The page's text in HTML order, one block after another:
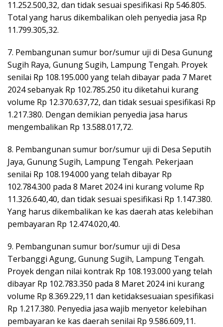
11.252.500,32, dan tidak sesuai spesifikasi Rp 546.805.
Total yang harus dikembalikan oleh penyedia jasa Rp
11.799.305,32.
7. Pembangunan sumur bor/sumur uji di Desa Gunung
Sugih Raya, Gunung Sugih, Lampung Tengah. Proyek
senilai Rp 108.195.000 yang telah dibayar pada 7 Maret
2024 sebanyak Rp 102.785.250 itu diketahui kurang
volume Rp 12.370.637,72, dan tidak sesuai spesifikasi Rp
1.217.380. Dengan demikian penyedia jasa harus
mengembalikan Rp 13.588.017,72.
8. Pembangunan sumur bor/sumur uji di Desa Seputih
Jaya, Gunung Sugih, Lampung Tengah. Pekerjaan
senilai Rp 108.194.000 yang telah dibayar Rp
102.784.300 pada 8 Maret 2024 ini kurang volume Rp
11.326.640,40, dan tidak sesuai spesifikasi Rp 1.147.380.
Yang harus dikembalikan ke kas daerah atas kelebihan
pembayaran Rp 12.474.020,40.
9. Pembangunan sumur bor/sumur uji di Desa
Terbanggi Agung, Gunung Sugih, Lampung Tengah.
Proyek dengan nilai kontrak Rp 108.193.000 yang telah
dibayar Rp 102.783.350 pada 8 Maret 2024 ini kurang
volume Rp 8.369.229,11 dan ketidaksesuaian spesifikasi
Rp 1.217.380. Penyedia jasa wajib menyetor kelebihan
pembayaran ke kas daerah senilai Rp 9.586.609,11.